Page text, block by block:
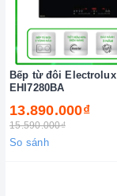
Bếp từ đôi Electrolux
EHI7280BA
13.890.000₫
15.590.000₫
So sánh